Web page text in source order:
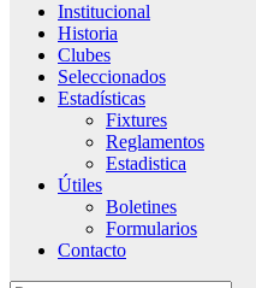
Institucional
Historia
Clubes
Seleccionados
Estadísticas
Fixtures
Reglamentos
Estadistica
Útiles
Boletines
Formularios
Contacto